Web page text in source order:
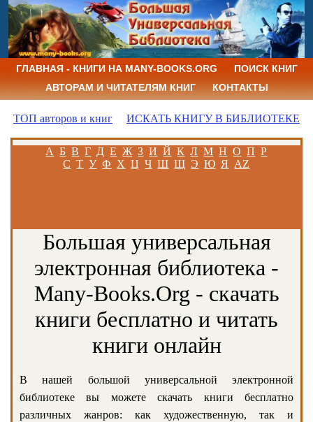
ГЛАВНАЯ - КНИГИ НА MANY-BOOKS.ORG
ПОИСК КНИГ
АВТОРАМ И ЧИТАТЕЛЯМ КНИГ
КОНТАКТЫ
ТОП авторов и книг ИСКАТЬ КНИГУ В БИБЛИОТЕКЕ
А Б В Г Д Е Ж З И Й К Л М Н О П Р
С Т У Ф Х Ц Ч Ш Щ Э Ю Я AZ
Большая универсальная
электронная библиотека -
Many-Books.Org - скачать
книги бесплатно и читать
книги онлайн
В нашей большой универсальной электронной
библиотеке вы можете скачать книги бесплатно
различных жанров: как художественную, так и